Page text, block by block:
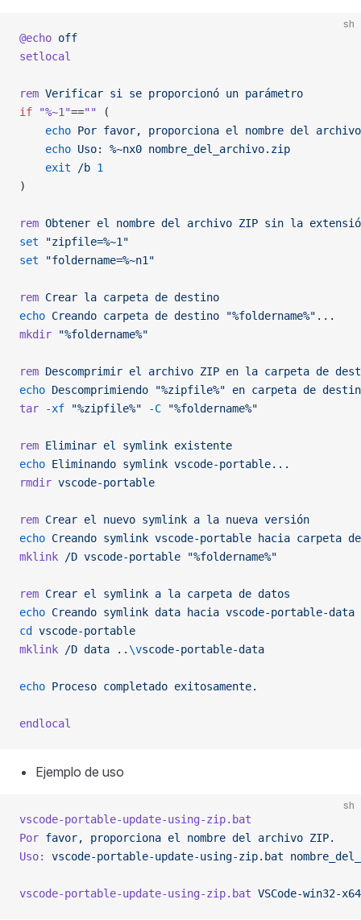
sh
@echo off
setlocal
rem Verificar si se proporcionó un parámetro
if "%~1"==""
(
    echo
Por favor, proporciona el nombre del
archivo
    echo
Uso: %~nx0 nombre_del_archivo.zip
    exit
/b 1
)
rem Obtener el nombre del archivo ZIP sin la
set "zipfile=%~1"
set "foldername=%~n1"
rem Crear la carpeta de destino
echo Creando carpeta de destino "%foldername%"...
mkdir "%foldername%"
rem Descomprimir el archivo ZIP en la carpeta de
echo Descomprimiendo "%zipfile%" en carpeta de
tar -xf "%zipfile%" -C "%foldername%"
rem Eliminar el symlink existente
echo Eliminando symlink vscode-portable...
rmdir vscode-portable
rem Crear el nuevo symlink a la nueva versión
echo Creando symlink vscode-portable hacia carpeta de
mklink /D vscode-portable "%foldername%"
rem Crear el symlink a la carpeta de datos
echo Creando symlink data hacia vscode-portable-data
cd
vscode-portable
mklink /D data ..\vscode-portable-data
echo Proceso completado exitosamente.
endlocal
Ejemplo de uso
sh
vscode-portable-update-using-zip.bat
Por favor, proporciona el nombre del archivo ZIP.
Uso:
vscode-portable-update-using-zip.bat
vscode-portable-update-using-zip.bat VSCode-win32-